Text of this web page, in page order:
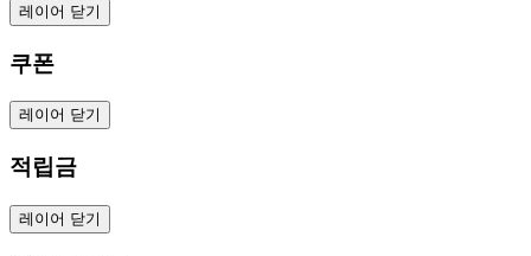
레이어 닫기
쿠폰
레이어 닫기
적립금
레이어 닫기